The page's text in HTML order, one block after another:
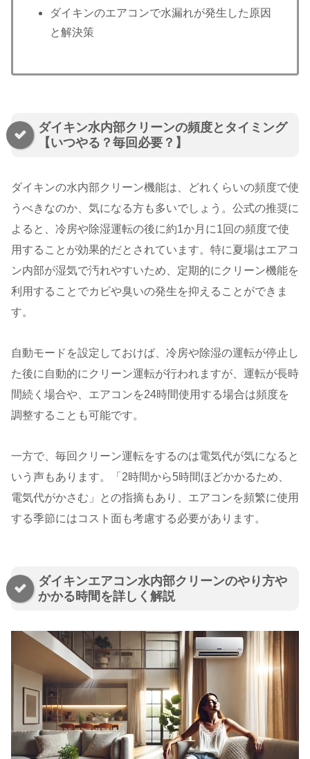
ダイキンのエアコンで水漏れが発生した原因
と解決策
ダイキン水内部クリーンの頻度とタイミング
【いつやる？毎回必要？】
ダイキンの水内部クリーン機能は、どれくらいの頻度で使
うべきなのか、気になる方も多いでしょう。公式の推奨に
よると、冷房や除湿運転の後に約1か月に1回の頻度で使
用することが効果的だとされています​。特に夏場はエアコ
ン内部が湿気で汚れやすいため、定期的にクリーン機能を
利用することでカビや臭いの発生を抑えることができま
す。
自動モードを設定しておけば、冷房や除湿の運転が停止し
た後に自動的にクリーン運転が行われますが、運転が長時
間続く場合や、エアコンを24時間使用する場合は頻度を
調整することも可能です​​。
一方で、毎回クリーン運転をするのは電気代が気になると
いう声もあります。「2時間から5時間ほどかかるため、
電気代がかさむ」との指摘もあり、エアコンを頻繁に使用
する季節にはコスト面も考慮する必要があります​​。
ダイキンエアコン水内部クリーンのやり方や
かかる時間を詳しく解説